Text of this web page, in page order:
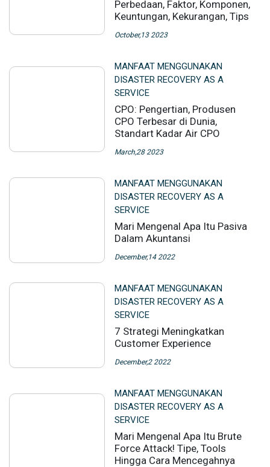
Perbedaan, Faktor, Komponen,
Keuntungan, Kekurangan, Tips
October,13 2023
MANFAAT MENGGUNAKAN
DISASTER RECOVERY AS A
SERVICE
CPO: Pengertian, Produsen
CPO Terbesar di Dunia,
Standart Kadar Air CPO
March,28 2023
MANFAAT MENGGUNAKAN
DISASTER RECOVERY AS A
SERVICE
Mari Mengenal Apa Itu Pasiva
Dalam Akuntansi
December,14 2022
MANFAAT MENGGUNAKAN
DISASTER RECOVERY AS A
SERVICE
7 Strategi Meningkatkan
Customer Experience
December,2 2022
MANFAAT MENGGUNAKAN
DISASTER RECOVERY AS A
SERVICE
Mari Mengenal Apa Itu Brute
Force Attack! Tipe, Tools
Hingga Cara Mencegahnya